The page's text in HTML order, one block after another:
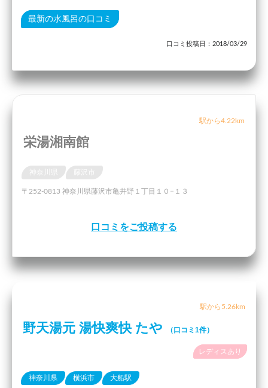
最新の水風呂の口コミ
口コミ投稿日：2018/03/29
駅から4.22km
栄湯湘南館
〒252-0813 神奈川県藤沢市亀井野１丁目１０−１３
口コミをご投稿する
駅から5.26km
野天湯元 湯快爽快 たや （口コミ1件）
レディスあり
神奈川県 横浜市 大船駅